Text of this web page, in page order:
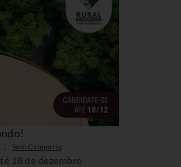
Sem Categoria
18 de dezembro